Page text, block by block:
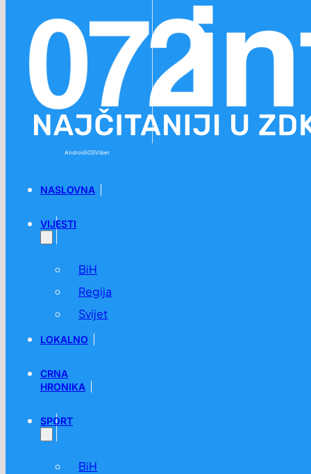
AndroidiOSViber
NASLOVNA
VIJESTI
BiH
Regija
Svijet
LOKALNO
CRNA
HRONIKA
SPORT
BiH